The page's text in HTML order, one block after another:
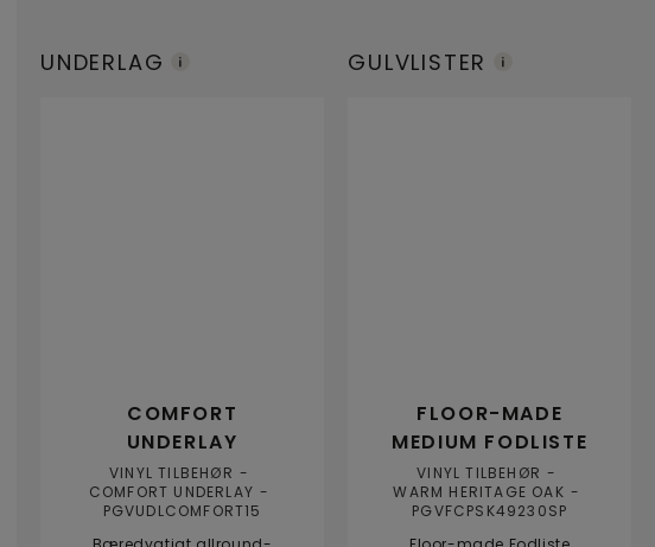
UNDERLAG
COMFORT
UNDERLAY
VINYL TILBEHØR
COMFORT UNDERLAY
PGVUDLCOMFORT15
GULVLISTER
FLOOR-MADE
MEDIUM FODLISTE
VINYL TILBEHØR
WARM HERITAGE OAK
PGVFCPSK49230SP